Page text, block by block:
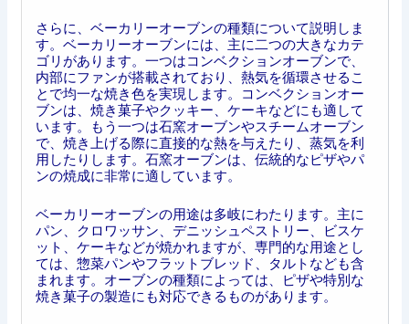
さらに、ベーカリーオーブンの種類について説明しま
す。ベーカリーオーブンには、主に二つの大きなカテ
ゴリがあります。一つはコンベクションオーブンで、
内部にファンが搭載されており、熱気を循環させるこ
とで均一な焼き色を実現します。コンベクションオー
ブンは、焼き菓子やクッキー、ケーキなどにも適して
います。もう一つは石窯オーブンやスチームオーブン
で、焼き上げる際に直接的な熱を与えたり、蒸気を利
用したりします。石窯オーブンは、伝統的なピザやパ
ンの焼成に非常に適しています。
ベーカリーオーブンの用途は多岐にわたります。主に
パン、クロワッサン、デニッシュペストリー、ビスケ
ット、ケーキなどが焼かれますが、専門的な用途とし
ては、惣菜パンやフラットブレッド、タルトなども含
まれます。オーブンの種類によっては、ピザや特別な
焼き菓子の製造にも対応できるものがあります。